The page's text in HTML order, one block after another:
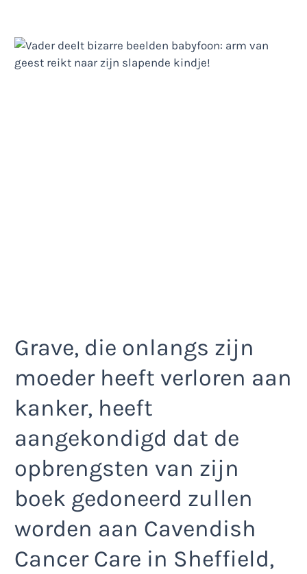
Grave, die onlangs zijn
moeder heeft verloren aan
kanker, heeft
aangekondigd dat de
opbrengsten van zijn
boek gedoneerd zullen
worden aan Cavendish
Cancer Care in Sheffield,